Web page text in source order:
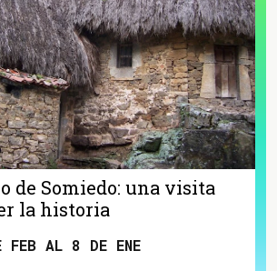
de Somiedo: una visita
la historia
FEB AL 8 DE ENE